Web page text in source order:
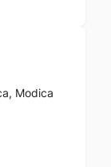
Modica